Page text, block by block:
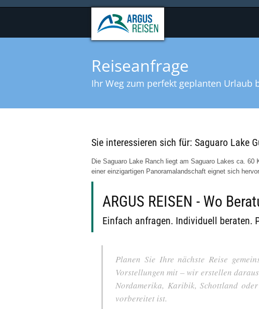
Reiseanfrage
Ihr Weg zum perfekt geplanten Urlaub
Sie interessieren sich für: Saguaro Lake
Die Saguaro Lake Ranch liegt am Saguaro Lakes ca.
einer einzigartigen Panoramalandschaft eignet sich
ARGUS REISEN - Wo
Einfach anfragen. Individuell beraten.
Planen Sie Ihre nächste Reise
Vorstellungen mit – wir erstellen
Nordamerika, Karibik, Schottland
vorbereitet ist.